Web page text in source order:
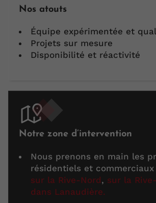
Nos atouts
Équipe expérimentée et
Projets sur mesure
Disponibilité et réactivité
Notre zone d’intervention
Nous prenons en main les
résidentiels et commerciaux
sur la Rive-Nord, sur la
dans Lanaudière.